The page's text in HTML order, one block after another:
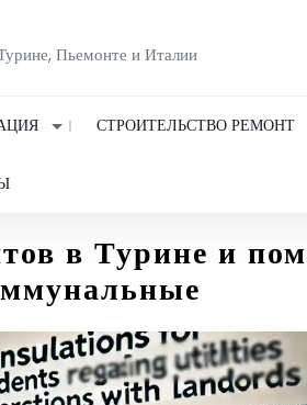
Пьемонте и Италии
СТРОИТЕЛЬСТВО РЕМОНТ
в Турине и